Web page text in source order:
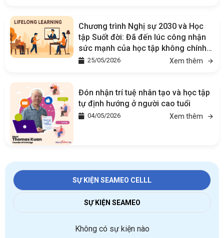
Chương trình Nghị sự 2030 và Học
tập Suốt đời: Đã đến lúc công nhận
sức mạnh của học tập không chính
quy25/05/2026 Xem thêm
Đón nhận trí tuệ nhân tạo và học tập
tự định hướng ở người cao tuổi
04/05/2026 Xem thêm
SỰ KIỆN SEAMEO CELLL
SỰ KIỆN SEAMEO
Không có sự kiện nào